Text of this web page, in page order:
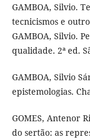
GAMBOA, Silvio.
tecnicismos e
GAMBOA, Silvio.
qualidade. 2ª ed.
GAMBOA, Silvio
epistemologias.
GOMES, Antenor
do sertão: as